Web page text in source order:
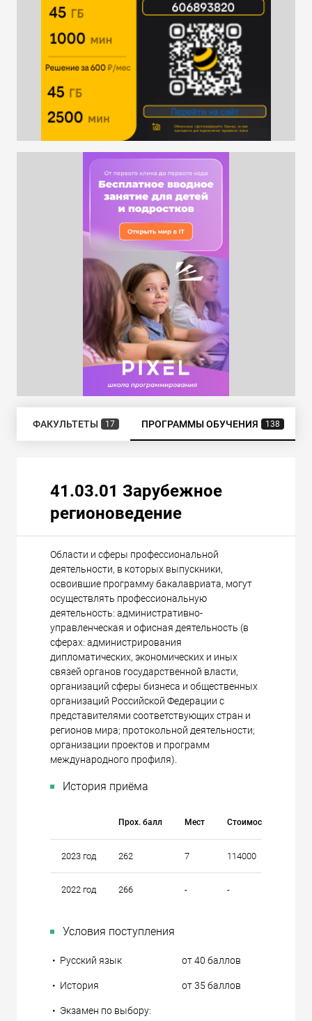
ФАКУЛЬТЕТЫ 17 ПРОГРАММЫ ОБУЧЕНИЯ 138
41.03.01 Зарубежное
регионоведение
Области и сферы профессиональной
деятельности, в которых выпускники,
освоившие программу бакалавриата, могут
осуществлять профессиональную
деятельность: административно-
управленческая и офисная деятельность (в
сферах: администрирования
дипломатических, экономических и иных
связей органов государственной власти,
организаций сферы бизнеса и общественных
организаций Российской Федерации с
представителями соответствующих стран и
регионов мира; протокольной деятельности;
организации проектов и программ
международного профиля).
История приёма
Прох. балл Мест Стоимость
2023 год 262 7 114000
2022 год 266 - -
Условия поступления
• Русский язык от 40 баллов
• История от 35 баллов
• Экзамен по выбору: